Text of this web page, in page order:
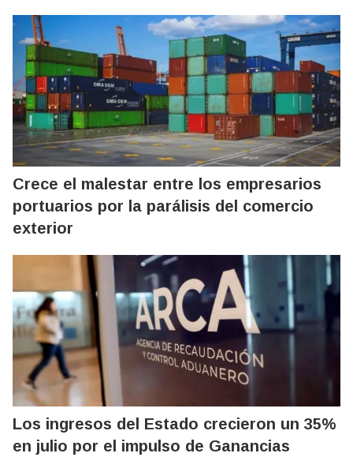
Crece el malestar entre los empresarios
portuarios por la parálisis del comercio
exterior
Los ingresos del Estado crecieron un 35%
en julio por el impulso de Ganancias